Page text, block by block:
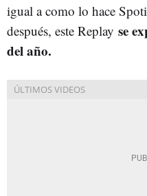
igual a como lo hace
después, este Replay se
del año.